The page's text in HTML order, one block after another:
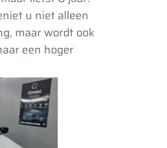
u niet alleen
maar wordt ook
een hoger